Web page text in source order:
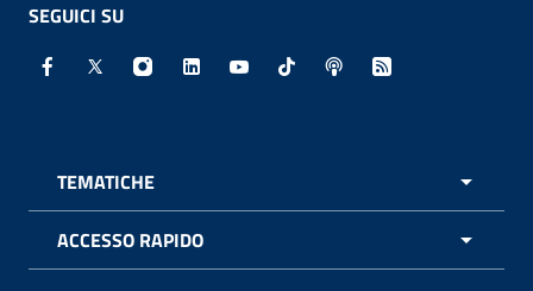
SEGUICI SU
Facebook - Sito esterno - Apertura in nuova finestra
X - Sito esterno - Apertura in nuova finestra
Instagram - Sito esterno - Apertura in
Linkedin - Sito esterno - Apertura in
Youtube - Sito esterno -
TikTok - Sito esterno -
Spreaker - Sito
Feed RSS -
TEMATICHE
ACCESSO RAPIDO